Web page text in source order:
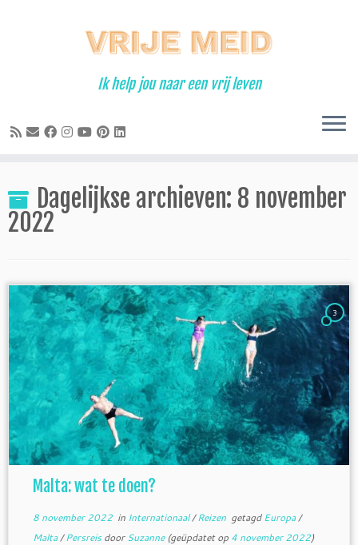
Ik help jou naar een vrij leven
Dagelijkse archieven: 8 november
2022
3
Malta: wat te doen?
8 november 2022in Internationaal/Reizen getagdEuropa/
Malta/PersreisdoorSuzanne(geüpdatet op 4 november 2022)